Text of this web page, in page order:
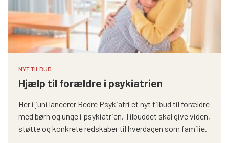
NYT TILBUD
Hjælp til forældre i psykiatrien
Her i juni lancerer Bedre Psykiatri et nyt tilbud til forældre
med børn og unge i psykiatrien. Tilbuddet skal give viden,
støtte og konkrete redskaber til hverdagen som familie.